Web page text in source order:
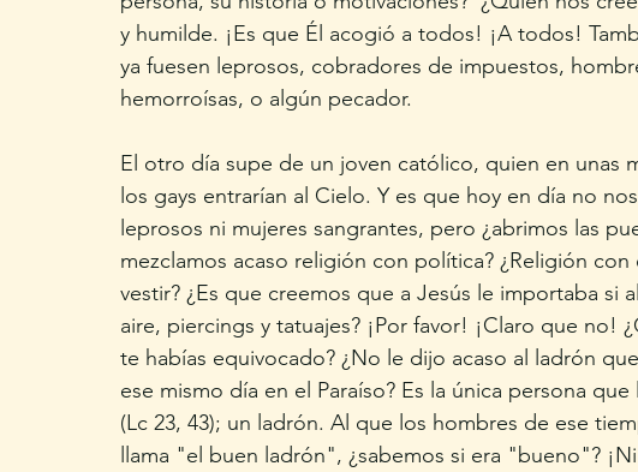
y humilde. ¡Es que Él acogió a todos! ¡A todos!
ya fuesen leprosos, cobradores de impuestos,
hemorroísas, o algún pecador.
El otro día supe de un joven católico, quien en unas
los gays entrarían al Cielo. Y es que hoy en día no
leprosos ni mujeres sangrantes, pero ¿abrimos las
mezclamos acaso religión con política? ¿Religión
vestir? ¿Es que creemos que a Jesús le importaba si
aire, piercings y tatuajes? ¡Por favor! ¡Claro que no!
te habías equivocado? ¿No le dijo acaso al ladrón
ese mismo día en el Paraíso? Es la única persona
(Lc 23, 43); un ladrón. Al que los hombres de ese
llama "el buen ladrón", ¿sabemos si era "bueno"?